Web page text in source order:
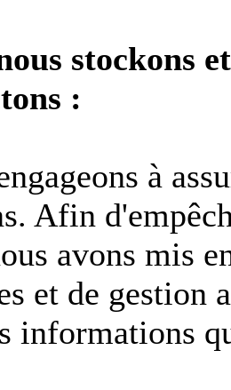
stockons
:
à
Afin
avons mis
et de gestion
informations